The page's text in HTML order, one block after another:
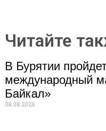
Читайте
В Бурятии
международный
Байкал»
08.08.2026